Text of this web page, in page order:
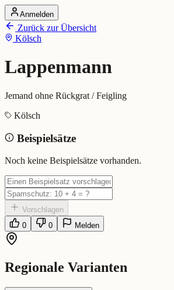
Startseite
Alle Dialekte
Dialekte vergleichen
Ranking
Lappenmann (Kölsch)
Bedeutung: Jemand ohne Rückgrat / Feigling
Eingereicht von: Mundwerk Team
Anmelden
Zurück zur Übersicht
Kölsch
Lappenmann
Jemand ohne Rückgrat / Feigling
Kölsch
Beispielsätze
Noch keine Beispielsätze vorhanden.
Vorschlagen
0
0 Melden
Regionale Varianten